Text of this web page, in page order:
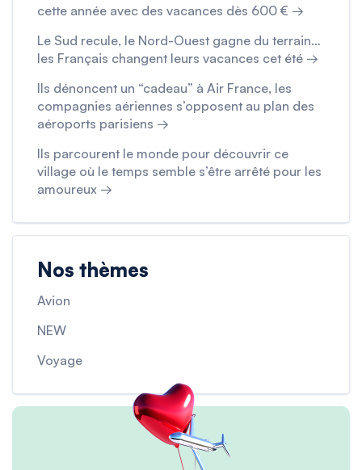
cette année avec des vacances dès 600 € →
Le Sud recule, le Nord-Ouest gagne du terrain…
les Français changent leurs vacances cet été →
Ils dénoncent un “cadeau” à Air France, les
compagnies aériennes s’opposent au plan des
aéroports parisiens →
Ils parcourent le monde pour découvrir ce
village où le temps semble s’être arrêté pour les
amoureux →
Nos thèmes
Avion
NEW
Voyage